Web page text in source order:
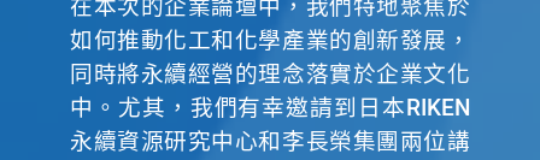
在本次的企業論壇中，我們特地聚焦於
如何推動化工和化學產業的創新發展，
同時將永續經營的理念落實於企業文化
中。尤其，我們有幸邀請到日本RIKEN
永續資源研究中心和李長榮集團兩位講